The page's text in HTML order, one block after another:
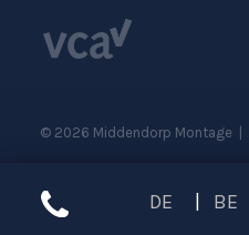
DE BE
© 2026 Middendorp Montage
Sitemap Realisatie website